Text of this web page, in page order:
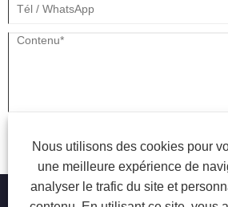
Nous utilisons des cookies pour
une meilleure expérience de
analyser le trafic du site et